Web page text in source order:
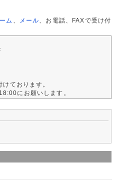
ム メール 、お電話、FAXで受け付
ております。
にお願いします。